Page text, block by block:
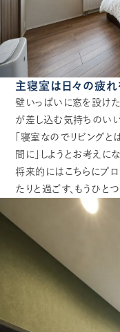
主寝室は日々の疲れ
壁いっぱいに窓を設け
が差し込む気持ちのいい
「寝室なのでリビングと
間に」しようとお考えにな
将来的にはこちらにプ
たりと過ごす、もうひと